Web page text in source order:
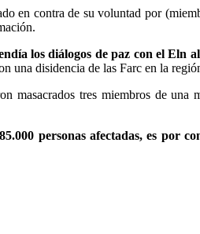
en contra de su voluntad por
los diálogos de paz con el Eln
una disidencia de las Farc en la
masacrados tres miembros de
personas afectadas, es por